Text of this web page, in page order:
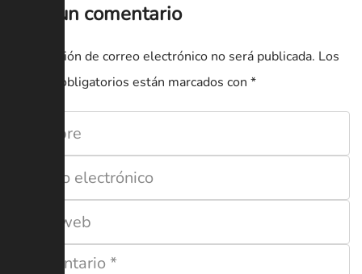
Deja un comentario
Tu dirección de correo electrónico no será publicada. Los
campos obligatorios están marcados con *